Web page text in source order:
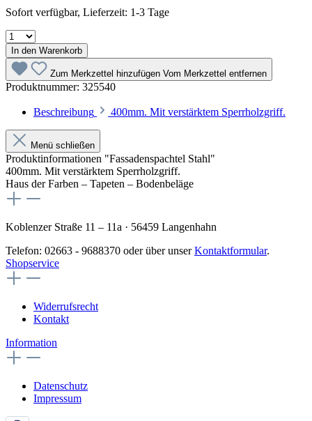
Sofort verfügbar, Lieferzeit: 1-3 Tage
In den Warenkorb
Zum Merkzettel hinzufügen Vom Merkzettel entfernen
Produktnummer: 325540
Beschreibung 400mm. Mit verstärktem Sperrholzgriff.
Menü schließen
Produktinformationen "Fassadenspachtel Stahl"
400mm. Mit verstärktem Sperrholzgriff.
Haus der Farben – Tapeten – Bodenbeläge
Koblenzer Straße 11 – 11a · 56459 Langenhahn
Telefon: 02663 - 9688370 oder über unserKontaktformular.
Shopservice
Widerrufsrecht
Kontakt
Information
Datenschutz
Impressum